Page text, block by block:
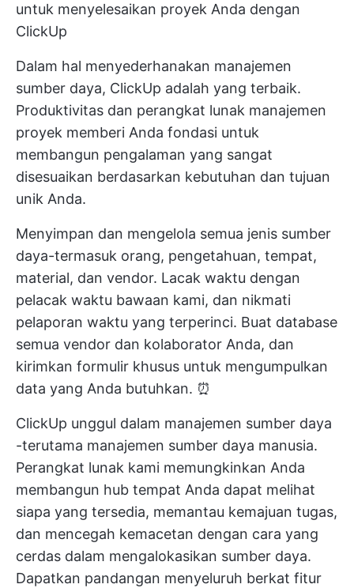
untuk menyelesaikan proyek Anda dengan
ClickUp
Dalam hal menyederhanakan manajemen
sumber daya, ClickUp adalah yang terbaik.
Produktivitas dan perangkat lunak manajemen
proyek memberi Anda fondasi untuk
membangun pengalaman yang sangat
disesuaikan berdasarkan kebutuhan dan tujuan
unik Anda.
Menyimpan dan mengelola semua jenis sumber
daya-termasuk orang, pengetahuan, tempat,
material, dan vendor. Lacak waktu dengan
pelacak waktu bawaan kami, dan nikmati
pelaporan waktu yang terperinci. Buat database
semua vendor dan kolaborator Anda, dan
kirimkan formulir khusus untuk mengumpulkan
data yang Anda butuhkan. ⏰
ClickUp unggul dalam manajemen sumber daya
-terutama manajemen sumber daya manusia.
Perangkat lunak kami memungkinkan Anda
membangun hub tempat Anda dapat melihat
siapa yang tersedia, memantau kemajuan tugas,
dan mencegah kemacetan dengan cara yang
cerdas dalam mengalokasikan sumber daya.
Dapatkan pandangan menyeluruh berkat fitur